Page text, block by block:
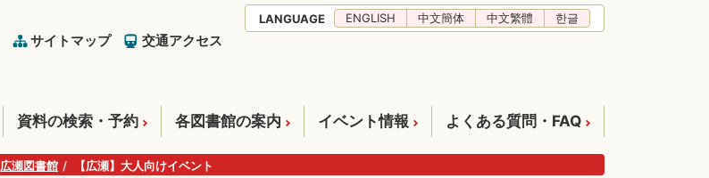
サイトマップ 交通アクセス
LANGUAGE ENGLISH 中文簡体 中文繁體 한글
資料の検索・予約 各図書館の案内 イベント情報 よくある質問・FAQ
広瀬図書館 【広瀬】大人向けイベント